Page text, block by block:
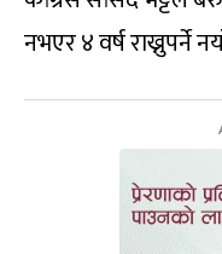
नभएर ४ वर्ष राख्नुपर्ने